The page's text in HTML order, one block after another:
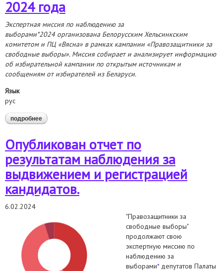
2024 года
Экспертная миссия по наблюдению за
выборами*2024 организована Белорусским Хельсинкским
комитетом и ПЦ «Вясна» в рамках кампании «Правозащитники за
свободные выборы». Миссия собирает и анализирует информацию
об избирательной кампании по открытым источникам и
сообщениям от избирателей из Беларуси.
Язык
рус
подробнее о предварительный аналитический отчет по результатам
наблюдения за выборами депутатов в единый день
Опубликован отчет по
результатам наблюдения за
выдвижением и регистрацией
кандидатов.
6.02.2024
"Правозащитники за
свободные выборы"
продолжают свою
экспертную миссию по
наблюдению за
выборами*депутатов Палаты